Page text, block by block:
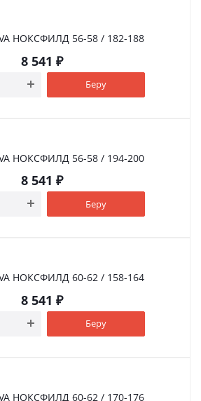
НОКСФИЛД 56-58 / 182-188
8 541 ₽
Беру
НОКСФИЛД 56-58 / 194-200
8 541 ₽
Беру
НОКСФИЛД 60-62 / 158-164
8 541 ₽
Беру
НОКСФИЛД 60-62 / 170-176